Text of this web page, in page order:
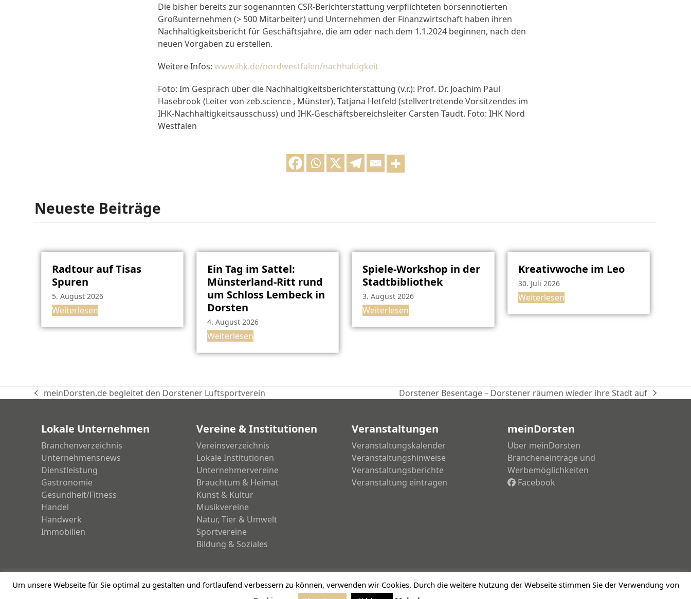
Die bisher bereits zur sogenannten CSR-Berichterstattung verpflichteten börsennotierten
Großunternehmen (> 500 Mitarbeiter) und Unternehmen der Finanzwirtschaft haben ihren
Nachhaltigkeitsbericht für Geschäftsjahre, die am oder nach dem 1.1.2024 beginnen, nach den
neuen Vorgaben zu erstellen.
Weitere Infos: www.ihk.de/nordwestfalen/nachhaltigkeit
Foto: Im Gespräch über die Nachhaltigkeitsberichterstattung (v.r.): Prof. Dr. Joachim Paul
Hasebrook (Leiter von zeb.science , Münster), Tatjana Hetfeld (stellvertretende Vorsitzendes im
IHK-Nachhaltigkeitsausschuss) und IHK-Geschäftsbereichsleiter Carsten Taudt. Foto: IHK Nord
Westfalen
Neueste Beiträge
Radtour auf Tisas
Spuren
5. August 2026
Weiterlesen
Ein Tag im Sattel:
Münsterland-Ritt rund
um Schloss Lembeck in
Dorsten
4. August 2026
Weiterlesen
Spiele-Workshop in der
Stadtbibliothek
3. August 2026
Weiterlesen
Kreativwoche im Leo
30. Juli 2026
Weiterlesen
vorheriger
meinDorsten.de begleitet den Dorstener Luftsportverein
Nächster
Dorstener Besentage – Dorstener räumen wieder ihre Stadt auf
Lokale Unternehmen
Branchenverzeichnis
Unternehmensnews
Dienstleistung
Gastronomie
Gesundheit/Fitness
Handel
Handwerk
Immobilien
Vereine & Institutionen
Vereinsverzeichnis
Lokale Institutionen
Unternehmervereine
Brauchtum & Heimat
Kunst & Kultur
Musikvereine
Natur, Tier & Umwelt
Sportvereine
Bildung & Soziales
Veranstaltungen
Veranstaltungskalender
Veranstaltungshinweise
Veranstaltungsberichte
Veranstaltung eintragen
meinDorsten
Über meinDorsten
Brancheneinträge und
Werbemöglichkeiten
Facebook
Um unsere Webseite für Sie optimal zu gestalten und fortlaufend verbessern zu können, verwenden wir Cookies. Durch die weitere Nutzung der Webseite stimmen Sie der Verwendung von